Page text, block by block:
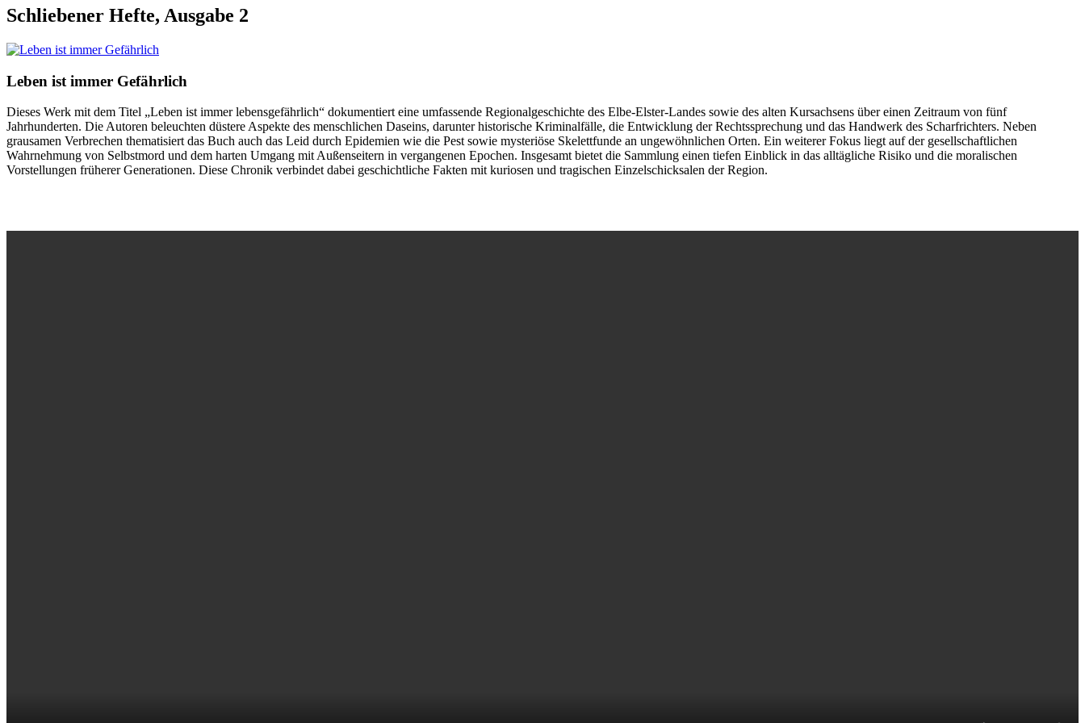
Schliebener Hefte, Ausgabe 2
Leben ist immer Gefährlich
Dieses Werk mit dem Titel „Leben ist immer lebensgefährlich“ dokumentiert eine umfassende Regionalgeschichte des Elbe-Elster-Landes sowie des alten Kursachsens über einen Zeitraum von fünf
Jahrhunderten. Die Autoren beleuchten düstere Aspekte des menschlichen Daseins, darunter historische Kriminalfälle, die Entwicklung der Rechtssprechung und das Handwerk des Scharfrichters. Neben
grausamen Verbrechen thematisiert das Buch auch das Leid durch Epidemien wie die Pest sowie mysteriöse Skelettfunde an ungewöhnlichen Orten. Ein weiterer Fokus liegt auf der gesellschaftlichen
Wahrnehmung von Selbstmord und dem harten Umgang mit Außenseitern in vergangenen Epochen. Insgesamt bietet die Sammlung einen tiefen Einblick in das alltägliche Risiko und die moralischen
Vorstellungen früherer Generationen. Diese Chronik verbindet dabei geschichtliche Fakten mit kuriosen und tragischen Einzelschicksalen der Region.